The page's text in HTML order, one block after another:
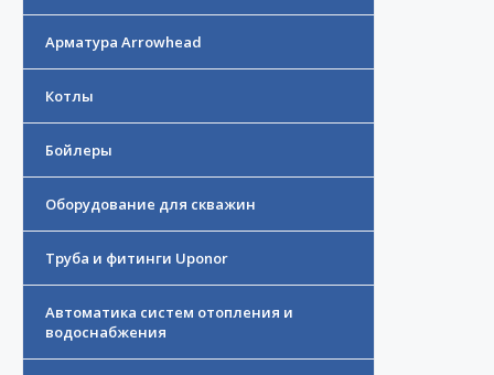
Арматура Arrowhead
Котлы
Бойлеры
Оборудование для скважин
Труба и фитинги Uponor
Автоматика систем отопления и
водоснабжения